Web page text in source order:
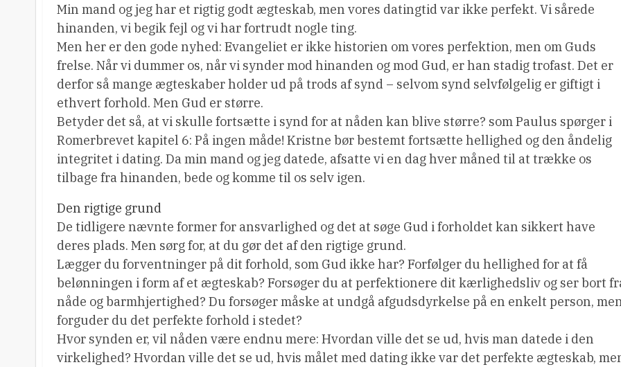
Min mand og jeg har et rigtig godt ægteskab, men vores datingtid var ikke perfekt. Vi sårede
hinanden, vi begik fejl og vi har fortrudt nogle ting.
Men her er den gode nyhed: Evangeliet er ikke historien om vores perfektion, men om ​​Guds
frelse. Når vi dummer os, når vi synder mod hinanden og mod Gud, er han stadig trofast. Det er
derfor så mange ægteskaber holder ud på trods af synd – selvom synd selvfølgelig er giftigt i
ethvert forhold. Men Gud er større.
Betyder det så, at vi skulle fortsætte i synd for at nåden kan blive større? som Paulus spørger i
Romerbrevet kapitel 6: På ingen måde! Kristne bør bestemt fortsætte hellighed og den åndelig
integritet i dating. Da min mand og jeg datede, afsatte vi en dag hver måned til at trække os
tilbage fra hinanden, bede og komme til os selv igen.
Den rigtige grund
De tidligere nævnte former for ansvarlighed og det at søge Gud i forholdet kan sikkert have
deres plads. Men sørg for, at du gør det af den rigtige grund.
Lægger du forventninger på dit forhold, som Gud ikke har? Forfølger du hellighed for at få
belønningen i form af et ægteskab? Forsøger du at perfektionere dit kærlighedsliv og ser bort
nåde og barmhjertighed? Du forsøger måske at undgå afgudsdyrkelse på en enkelt person,
forguder du det perfekte forhold i stedet?
Hvor synden er, vil nåden være endnu mere: Hvordan ville det se ud, hvis man datede i den
virkelighed? Hvordan ville det se ud, hvis målet med dating ikke var det perfekte ægteskab,